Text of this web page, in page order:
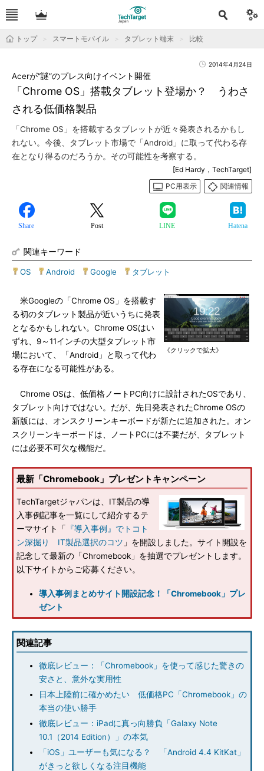
トップ スマートモバイル タブレット端末 比較
2014年4月24日
「Chrome OS」搭載タブレット登場か？ うわさ
される低価格製品
Acerが“謎”のプレス向けイベント開催
「Chrome OS」を搭載するタブレットが近々発表されるかもし
れない。今後、タブレット市場で「Android」に取って代わる存
在となり得るのだろうか。その可能性を考察する。
[Ed Hardy，TechTarget]
PC用表示
関連情報
Share Post LINE Hatena
関連キーワード
OS Android Google タブレット
《クリックで拡大》
米Googleの「Chrome OS」を搭載す
る初のタブレット製品が近いうちに発表
となるかもしれない。Chrome OSはい
ずれ、9～11インチの大型タブレット市
場において、「Android」と取って代わ
る存在になる可能性がある。
Chrome OSは、低価格ノートPC向けに設計されたOSであり、
タブレット向けではない。だが、先日発表されたChrome OSの
新版には、オンスクリーンキーボードが新たに追加された。オン
スクリーンキーボードは、ノートPCには不要だが、タブレット
には必要不可欠な機能だ。
最新「Chromebook」プレゼントキャンペーン
TechTargetジャパンは、IT製品の導
入事例記事を一覧にして紹介するテ
ーマサイト「
『導入事例』でトコト
ン深掘り IT製品選択のコツ 」を開設しました。サイト開設を
記念して最新の「Chromebook」を抽選でプレゼントします。
以下サイトからご応募ください。
導入事例まとめサイト開設記念！「Chromebook」プレ
ゼント
関連記事
徹底レビュー：「Chromebook」を使って感じた驚きの
安さと、意外な実用性
日本上陸前に確かめたい 低価格PC「Chromebook」の
本当の使い勝手
徹底レビュー：iPadに真っ向勝負「Galaxy Note
10.1（2014 Edition）」の本気
「iOS」ユーザーも気になる？ 「Android 4.4 KitKat」
がきっと欲しくなる注目機能